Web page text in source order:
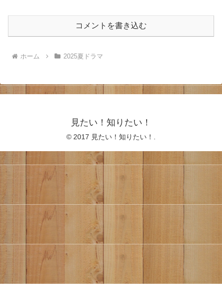
コメントを書き込む
ホーム 2025夏ドラマ
見たい！知りたい！
© 2017 見たい！知りたい！.